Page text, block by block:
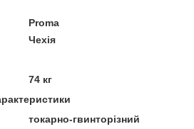
Proma
Чехія
74 кг
токарно-гвинторізний